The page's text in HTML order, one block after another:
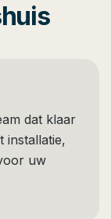
dat klaar
installatie,
uw